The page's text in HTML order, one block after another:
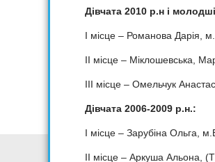
Дівчата 2010 р.н і
І місце – Романова Дарія,
ІІ місце – Міклошевська,
ІІІ місце – Омельчук
Дівчата 2006-2009 р.н.:
І місце – Зарубіна Ольга,
ІІ місце – Аркуша Альона,